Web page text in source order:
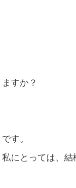
すか？
す。
私にとっては、